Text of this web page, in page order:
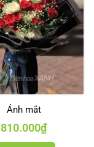
Ánh mắt
810.000₫